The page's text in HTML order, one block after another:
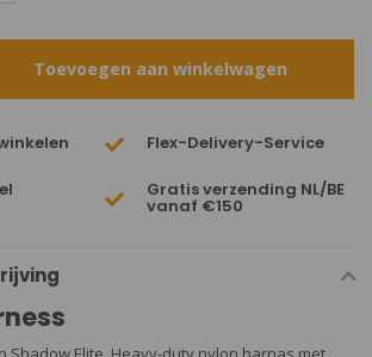
Toevoegen aan winkelwagen
Flex-Delivery-Service
Gratis verzending NL/BE
vanaf €150